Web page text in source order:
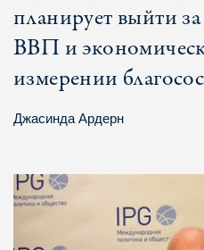
планирует выйти
ВВП и
измерении
Джасинда Ардерн